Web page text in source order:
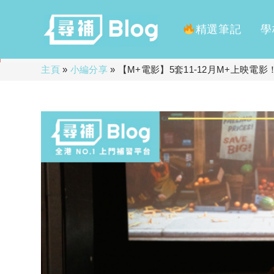
精選筆記
主頁» 小編分享» 【M+電影】5套11-12月M+上映電